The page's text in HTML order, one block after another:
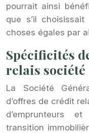
pourrait ainsi
que s’il
choses égales par
Spécificités
relais société
La Société
d’offres de crédit
d’emprunteurs
transition